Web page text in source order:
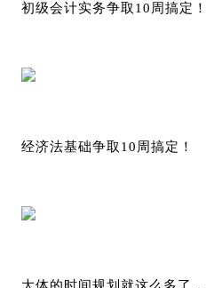
初级会计实务争取10周搞定！
经济法基础争取10周搞定！